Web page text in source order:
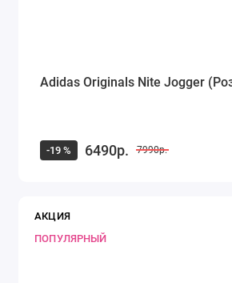
Adidas Originals Nite Jogger
-19 % 6490р. 7990р.
АКЦИЯ
ПОПУЛЯРНЫЙ